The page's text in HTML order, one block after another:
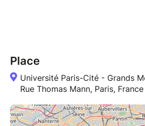
Place
Université Paris-Cité - Grands
Rue Thomas Mann, Paris, France